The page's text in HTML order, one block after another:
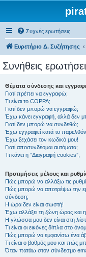
Συχνές ερωτήσεις
Ευρετήριο Δ. Συζήτησης
Συνήθεις
Θέματα σύνδεσης και
Γιατί πρέπει να εγγραφώ;
Τι είναι το COPPA;
Γιατί δεν μπορώ να εγγραφώ;
Έχω κάνει εγγραφή, αλλά δεν
Γιατί δεν μπορώ να συνδεθώ;
Έχω εγγραφεί κατά το
Έχω ξεχάσει τον κωδικό μου!
Γιατί αποσυνδέομαι αυτόματα;
Τι κάνει η “Διαγραφή cookies”;
Προτιμήσεις μέλους και
Πώς μπορώ να αλλάξω τις
Πώς μπορώ να αποτρέψω την
σύνδεση;
Η ώρα δεν είναι σωστή!
Έχω αλλάξει τη ζώνη ώρας και
Η γλώσσα μου δεν είναι στη
Τι είναι οι εικόνες δίπλα στο
Πώς μπορώ να εμφανίσω ένα
Τι είναι ο βαθμός μου και πώς
Όταν πατάω στον σύνδεσμο